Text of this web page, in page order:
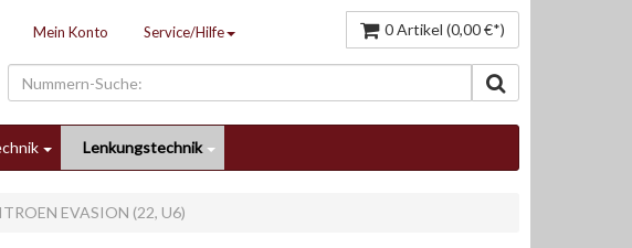
Mein Konto Service/Hilfe 0 Artikel (0,00 €*)
Lenkungstechnik
EVASION (22, U6)